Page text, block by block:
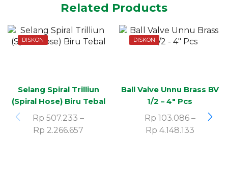
Related Products
DISKON
Selang Spiral Trilliun
(Spiral Hose) Biru Tebal
Rp 507.233 –
Rp 2.266.657
DISKON
Ball Valve Unnu Brass BV
1/2 – 4″ Pcs
Rp 103.086 –
Rp 4.148.133